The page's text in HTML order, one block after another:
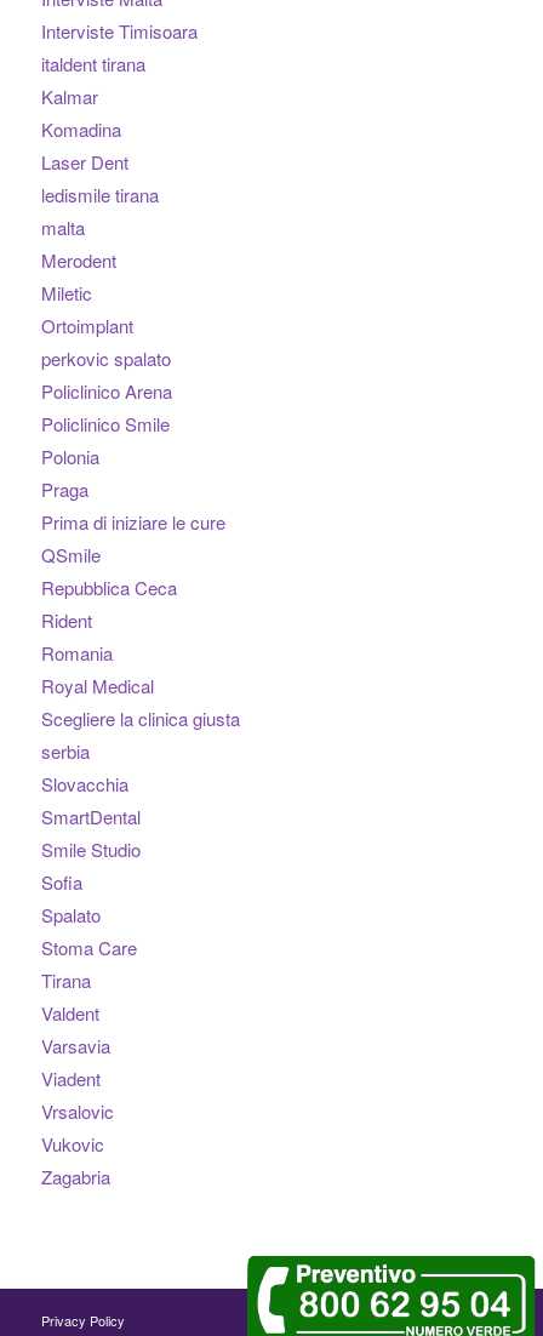
Interviste Timisoara
italdent tirana
Kalmar
Komadina
Laser Dent
ledismile tirana
malta
Merodent
Miletic
Ortoimplant
perkovic spalato
Policlinico Arena
Policlinico Smile
Polonia
Praga
Prima di iniziare le cure
QSmile
Repubblica Ceca
Rident
Romania
Royal Medical
Scegliere la clinica giusta
serbia
Slovacchia
SmartDental
Smile Studio
Sofia
Spalato
Stoma Care
Tirana
Valdent
Varsavia
Viadent
Vrsalovic
Vukovic
Zagabria
Privacy Policy